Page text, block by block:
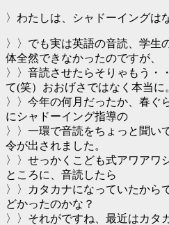
〉わたしは、シャドーイングは
〉〉でも実は英語の音読、学生
体全然できなかったのですが、
〉〉音読させたらそりゃもう・
て(笑）おおげさではなく本当に
〉〉今年の何月だったか、春ぐ
にシャドーイング指導の
〉〉一環で音読をちょっと聞い
令が出されました。
〉〉せっかくこども式アワアワ
ところに、音読したら
〉〉カタカナになっていたから
どかったのかな？
〉〉それがですね、最近はカタ